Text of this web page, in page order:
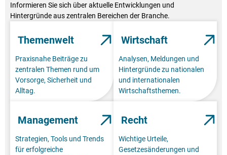
Informieren Sie sich über aktuelle Entwicklungen und
Hintergründe aus zentralen Bereichen der Branche.
Themenwelt
Praxisnahe Beiträge zu
zentralen Themen rund um
Vorsorge, Sicherheit und
Alltag.
Wirtschaft
Analysen, Meldungen und
Hintergründe zu nationalen
und internationalen
Wirtschaftsthemen.
Management
Strategien, Tools und Trends
für erfolgreiche
Recht
Wichtige Urteile,
Gesetzesänderungen und